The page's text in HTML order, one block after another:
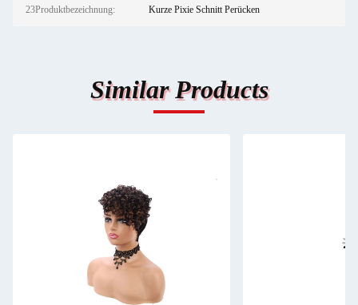
23Produktbezeichnung: Kurze Pixie Schnitt Perücken
Similar Products